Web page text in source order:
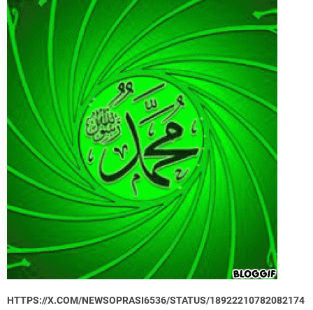
HTTPS://X.COM/NEWSOPRASI6536/STATUS/18922210782082174